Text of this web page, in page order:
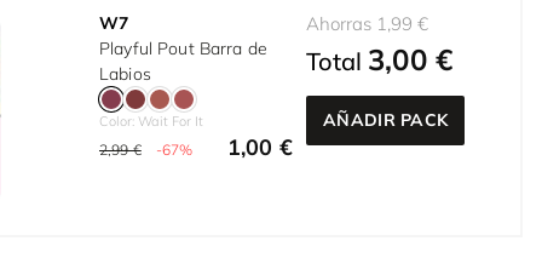
W7
Playful Pout Barra de
Labios
Color: Wait For It
2,99 € -67% 1,00 €
Ahorras 1,99 €
Total 3,00 €
AÑADIR PACK